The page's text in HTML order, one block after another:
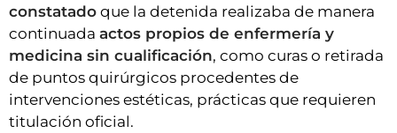
constatado que la detenida realizaba de manera
continuada actos propios de enfermería y
medicina sin cualificación, como curas o retirada
de puntos quirúrgicos procedentes de
intervenciones estéticas, prácticas que requieren
titulación oficial.